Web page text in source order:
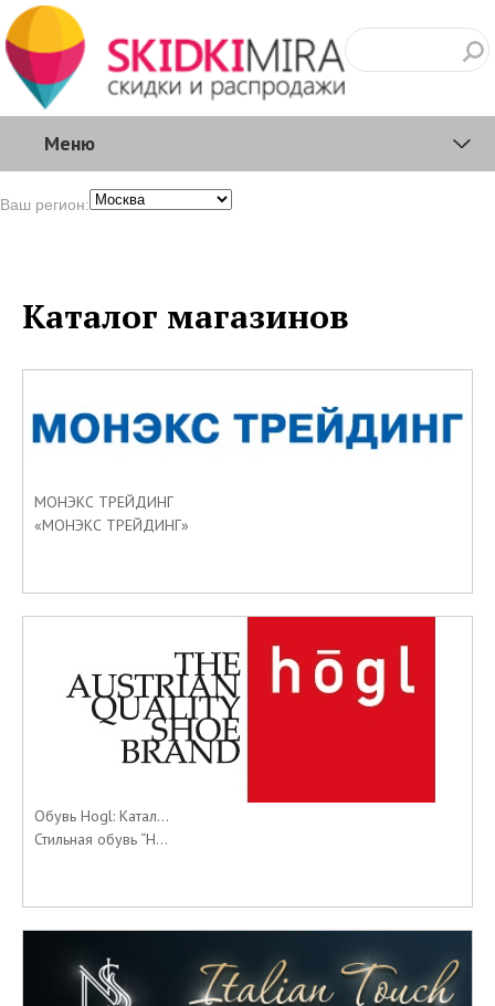
Меню
Ваш регион:
Каталог магазинов
МОНЭКС ТРЕЙДИНГ
«МОНЭКС ТРЕЙДИНГ»
Обувь Hogl: Катал...
Стильная обувь “H...